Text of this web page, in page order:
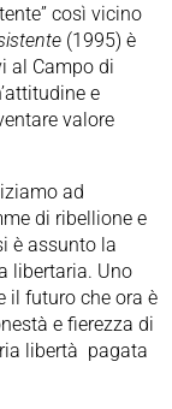
così vicino
(1995) è
al Campo di
e
valore
ad
di ribellione e
è assunto la
libertaria. Uno
il futuro che ora è
e fierezza di
libertà pagata